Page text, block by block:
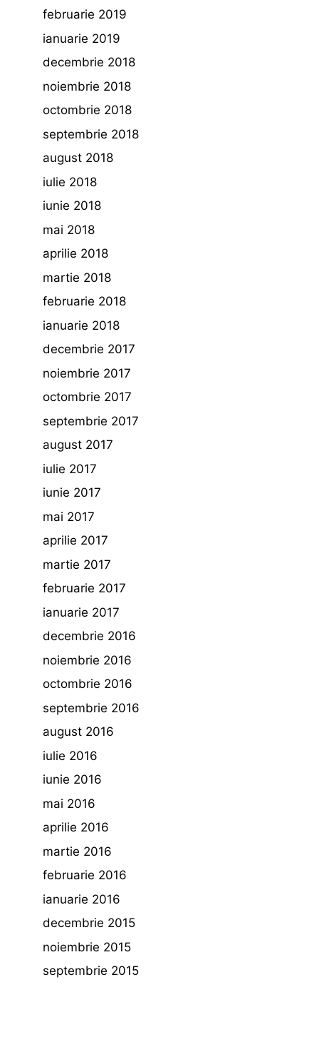
februarie 2019
ianuarie 2019
decembrie 2018
noiembrie 2018
octombrie 2018
septembrie 2018
august 2018
iulie 2018
iunie 2018
mai 2018
aprilie 2018
martie 2018
februarie 2018
ianuarie 2018
decembrie 2017
noiembrie 2017
octombrie 2017
septembrie 2017
august 2017
iulie 2017
iunie 2017
mai 2017
aprilie 2017
martie 2017
februarie 2017
ianuarie 2017
decembrie 2016
noiembrie 2016
octombrie 2016
septembrie 2016
august 2016
iulie 2016
iunie 2016
mai 2016
aprilie 2016
martie 2016
februarie 2016
ianuarie 2016
decembrie 2015
noiembrie 2015
septembrie 2015